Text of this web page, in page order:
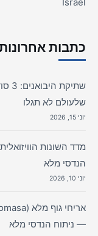
כתבות
שלעולם לא תגלו
יוני 15, 2026
הנדסי מלא
יוני 10, 2026
— ניתוח הנדסי מלא